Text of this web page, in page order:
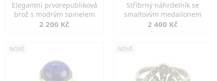
Elegantní prvorepubliková
brož s modrým spinelem
2 200 Kč
Stříbrný náhrdelník se
smaltovým medailonem
2 400 Kč
NOVÉ NOVÉ